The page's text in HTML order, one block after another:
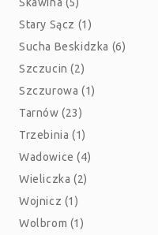
Stary Sącz (1)
Sucha Beskidzka (6)
Szczucin (2)
Szczurowa (1)
Tarnów (23)
Trzebinia (1)
Wadowice (4)
Wieliczka (2)
Wojnicz (1)
Wolbrom (1)